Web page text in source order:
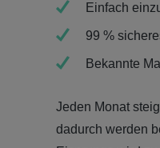
Einfach
99 %
Bekannte
Jeden Monat
dadurch werden